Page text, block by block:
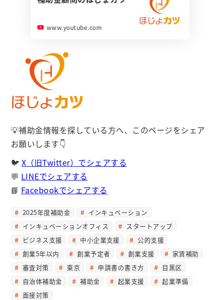
www.youtube.com
💡補助金情報を探している方へ、このページをシェア
お願いします👇
🐦 X（旧Twitter）でシェアする
💬 LINEでシェアする
📘 Facebookでシェアする
2025年度補助金
インキュベーション
インキュベーションオフィス
スタートアップ
ビジネス支援
中小企業支援
公的支援
創業5年以内
創業予定者 創業支援
家賃補助
審査対策
東京 申請書の書き方
目黒区
自治体補助金
補助金 起業支援
起業準備
面接対策